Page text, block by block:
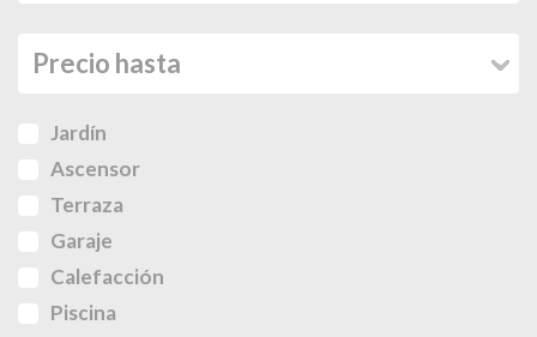
Jardín
Ascensor
Terraza
Garaje
Calefacción
Piscina